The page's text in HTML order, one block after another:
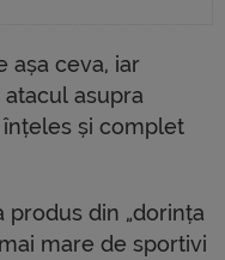
așa ceva, iar
asupra
și complet
din „dorința
mare de sportivi